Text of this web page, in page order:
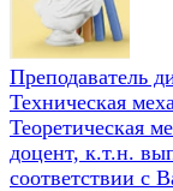
Преподаватель
Техническая
Теоретическая
доцент, к.т.н.
соответствии с